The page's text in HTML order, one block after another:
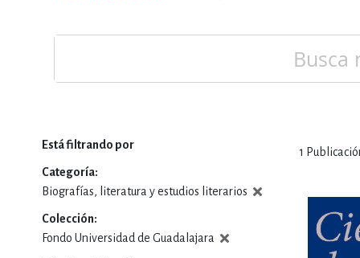
CIENCIAS DE LA
DEPORTES Y
1
Está filtrando por
Categoría
Biografías, literatura y estudios literarios
Colección
Fondo Universidad de Guadalajara